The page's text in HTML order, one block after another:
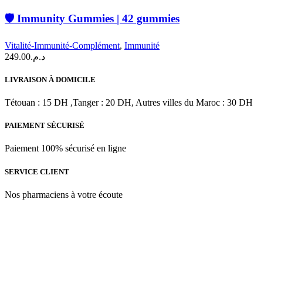
🛡️ Immunity Gummies | 42 gummies
Vitalité-Immunité-Complément, Immunité
د.م.249.00
LIVRAISON À DOMICILE
Tétouan : 15 DH ,Tanger : 20 DH, Autres villes du Maroc : 30 DH
PAIEMENT SÉCURISÉ
Paiement 100% sécurisé en ligne
SERVICE CLIENT
Nos pharmaciens à votre écoute